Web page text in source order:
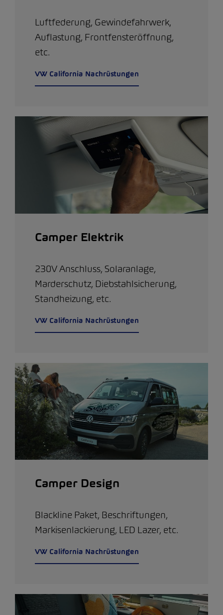
Luftfederung, Gewindefahrwerk,
Auflastung, Frontfensteröffnung,
etc.
VW California Nachrüstungen
Camper Elektrik
230V Anschluss, Solaranlage,
Marderschutz, Diebstahlsicherung,
Standheizung, etc.
VW California Nachrüstungen
Camper Design
Blackline Paket, Beschriftungen,
Markisenlackierung, LED Lazer, etc.
VW California Nachrüstungen